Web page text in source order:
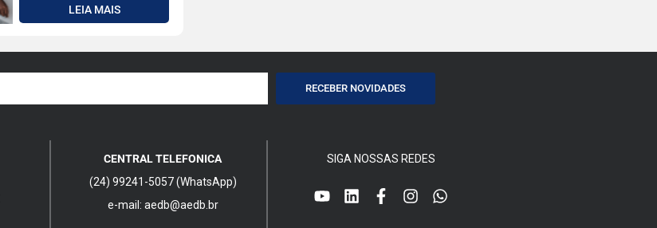
LEIA MAIS
RECEBER NOVIDADES
CENTRAL TELEFONICA
(24) 99241-5057 (WhatsApp)
e-mail: aedb@aedb.br
SIGA NOSSAS REDES